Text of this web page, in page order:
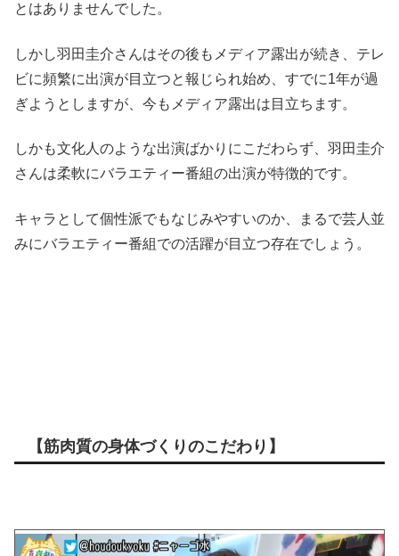
とはありませんでした。
しかし羽田圭介さんはその後もメディア露出が続き、テレ
ビに頻繁に出演が目立つと報じられ始め、すでに1年が過
ぎようとしますが、今もメディア露出は目立ちます。
しかも文化人のような出演ばかりにこだわらず、羽田圭介
さんは柔軟にバラエティー番組の出演が特徴的です。
キャラとして個性派でもなじみやすいのか、まるで芸人並
みにバラエティー番組での活躍が目立つ存在でしょう。
【筋肉質の身体づくりのこだわり】